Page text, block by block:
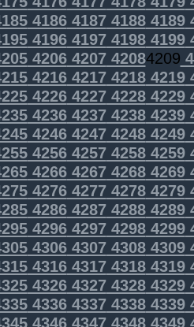
4186418741884189
4196419741984199
4206420742084209
4216421742184219
4226422742284229
4236423742384239
4246424742484249
4256425742584259
4266426742684269
4276427742784279
4286428742884289
4296429742984299
4306430743084309
4316431743184319
4326432743284329
4336433743384339
4346434743484349